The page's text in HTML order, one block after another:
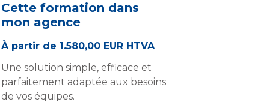
Cette formation dans
mon agence
À partir de 1.580,00 EUR HTVA
Une solution simple, efficace et
parfaitement adaptée aux besoins
de vos équipes.